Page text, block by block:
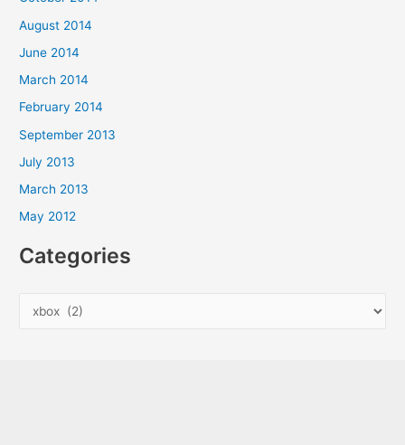
August 2014
June 2014
March 2014
February 2014
September 2013
July 2013
March 2013
May 2012
Categories